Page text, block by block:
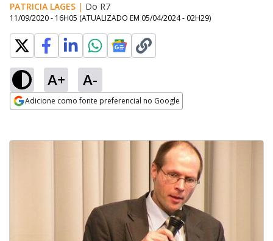
PATRICIA LAGES | Do R7
11/09/2020 - 16H05 (ATUALIZADO EM 05/04/2024 - 02H29)
A+ A-
Adicione como fonte preferencial no Google